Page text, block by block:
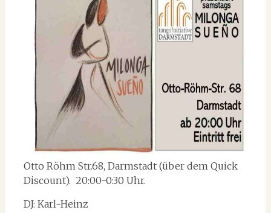
Otto Röhm Str.68, Darmstadt (über dem Quick
Discount). 20:00-0:30 Uhr.
DJ: Karl-Heinz